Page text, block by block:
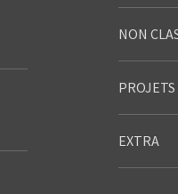
NON
PROJETS
EXTRA